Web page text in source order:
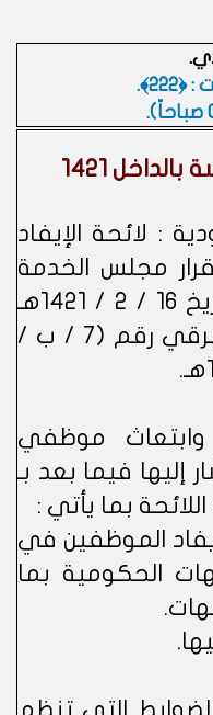
.
1421
: لائحة الإيفاد
مجلس الخدمة
المدنية رقم (1 /676) وتاريخ 16 / 2 / 1421هـ
المعتمد بالأمر السامي البرقي رقم (7 / ب /
موظفي
إليها فيما بعد بـ
بما يأتي :
الموظفين في
الحكومية بما
التي تنظم